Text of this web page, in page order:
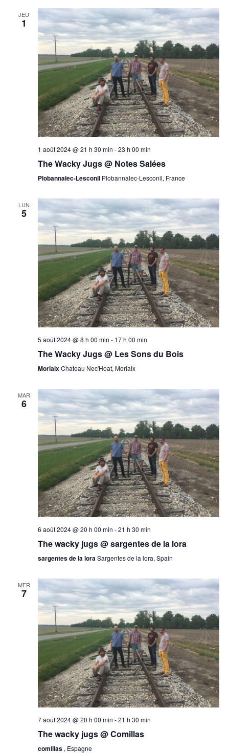
JEU
1
1 août 2024 @ 21 h 30 min -23 h 00 min
The Wacky Jugs @ Notes Salées
Plobannalec-Lesconil Plobannalec-Lesconil, France
LUN
5
5 août 2024 @ 8 h 00 min - 17 h 00 min
The Wacky Jugs @ Les Sons du Bois
MorlaixChateau Nec'Hoat, Morlaix
MAR
6
6 août 2024 @ 20 h 00 min -21 h 30 min
The wacky jugs @ sargentes de la lora
sargentes de la loraSargentes de la lora, Spain
MER
7
7 août 2024 @ 20 h 00 min -21 h 30 min
The wacky jugs @ Comillas
comillas , Espagne